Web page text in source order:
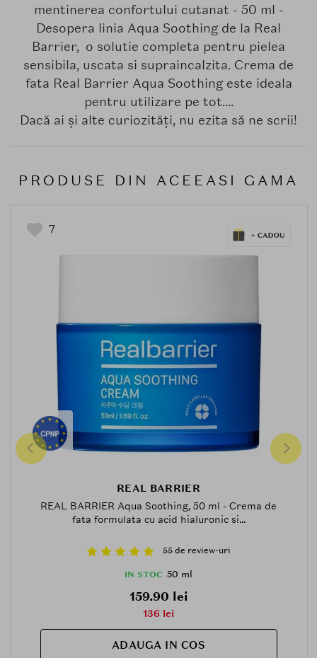
mentinerea confortului cutanat - 50 ml -
Desopera linia Aqua Soothing de la Real
Barrier, o solutie completa pentru pielea
sensibila, uscata si supraincalzita. Crema de
fata Real Barrier Aqua Soothing este ideala
pentru utilizare pe tot....
Dacă ai și alte curiozități, nu ezita să ne scrii!
PRODUSE DIN ACEEASI GAMA
7
REAL BARRIER
REAL BARRIER Aqua Soothing, 50 ml - Crema de
fata formulata cu acid hialuronic si...
55 de review-uri
IN STOC 50 ml
159.90 lei
136 lei
ADAUGA IN COS